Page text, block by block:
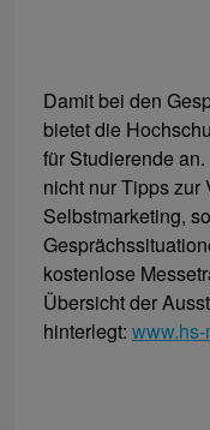
Damit bei den
bietet die
für Studierende
nicht nur Tipps zur
Selbstmarketing,
kostenlose
Übersicht der
hinterlegt: